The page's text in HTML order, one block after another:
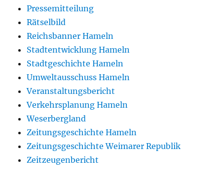
Pressemitteilung
Rätselbild
Reichsbanner Hameln
Stadtentwicklung Hameln
Stadtgeschichte Hameln
Umweltausschuss Hameln
Veranstaltungsbericht
Verkehrsplanung Hameln
Weserbergland
Zeitungsgeschichte Hameln
Zeitungsgeschichte Weimarer Republik
Zeitzeugenbericht